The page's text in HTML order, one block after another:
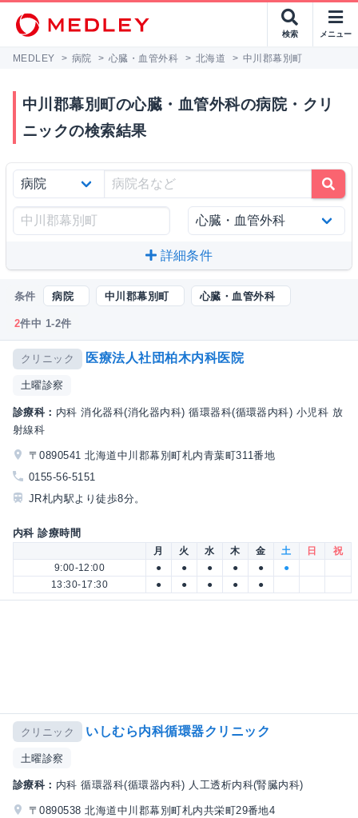
検索 メニュー
MEDLEY > 病院 > 心臓・血管外科 > 北海道 > 中川郡幕別町
中川郡幕別町の心臓・血管外科の病院・クリ
ニックの検索結果
詳細条件
条件 病院 中川郡幕別町 心臓・血管外科
2件中 1-2件
クリニック 医療法人社団柏木内科医院
土曜診察
診療科： 内科 消化器科(消化器内科) 循環器科(循環器内科) 小児科 放
射線科
〒0890541 北海道中川郡幕別町札内青葉町311番地
0155-56-5151
JR札内駅より徒歩8分。
内科 診療時間
月 火 水 木 金 土 日
祝
9:00-12:00
● ● ● ● ●
●
13:30-17:30
● ● ● ● ●
クリニック いしむら内科循環器クリニック
土曜診察
診療科： 内科 循環器科(循環器内科) 人工透析内科(腎臓内科)
〒0890538 北海道中川郡幕別町札内共栄町29番地4